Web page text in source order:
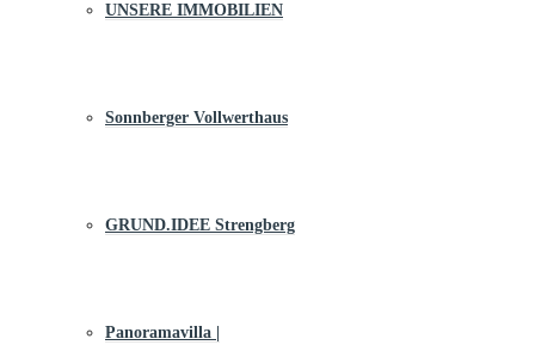
UNSERE IMMOBILIEN
Sonnberger Vollwerthaus
GRUND.IDEE Strengberg
Panoramavilla |